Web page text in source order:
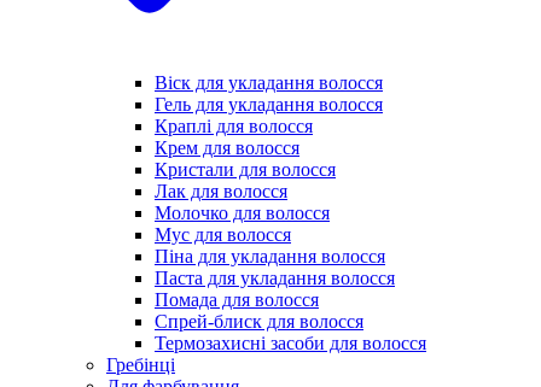
Віск для укладання волосся
Гель для укладання волосся
Краплі для волосся
Крем для волосся
Кристали для волосся
Лак для волосся
Молочко для волосся
Мус для волосся
Піна для укладання волосся
Паста для укладання волосся
Помада для волосся
Спрей-блиск для волосся
Термозахисні засоби для волосся
Гребінці